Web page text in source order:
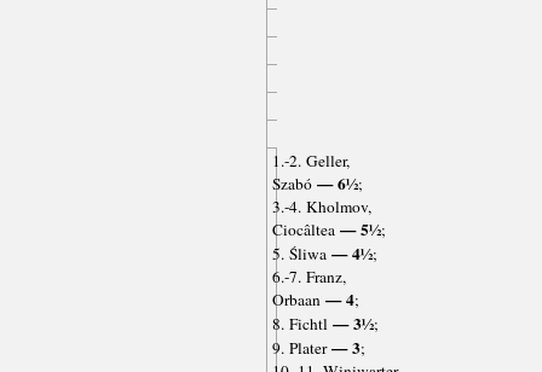
1.-2. Geller,
Szabó— 6½;
3.-4. Kholmov,
Ciocâltea— 5½;
5. Śliwa— 4½;
6.-7. Franz,
Orbaan— 4;
8. Fichtl— 3½;
9. Plater— 3;